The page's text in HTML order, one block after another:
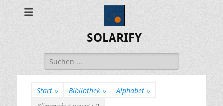
SOLARIFY
Suchen
nach:
Start » Bibliothek » Alphabet »